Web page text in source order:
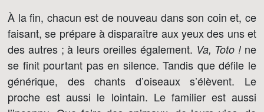
À la fin, chacun est de nouveau dans son coin et, ce
faisant, se prépare à disparaître aux yeux des uns et
des autres ; à leurs oreilles également. Va, Toto ! ne
se finit pourtant pas en silence. Tandis que défile le
générique, des chants d’oiseaux s’élèvent. Le
proche est aussi le lointain. Le familier est aussi